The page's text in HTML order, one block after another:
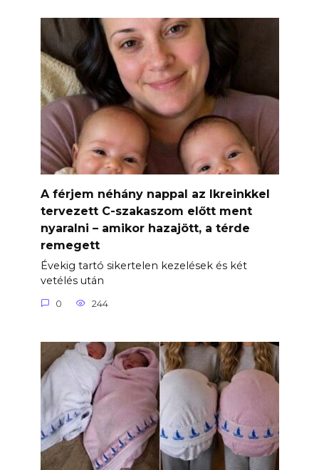
A férjem néhány nappal az Ikreinkkel
tervezett C-szakaszom előtt ment
nyaralni – amikor hazajött, a térde
remegett
Évekig tartó sikertelen kezelések és két
vetélés után
0 244